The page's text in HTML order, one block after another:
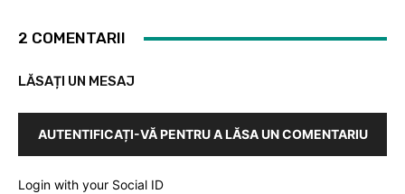
2 COMENTARII
LĂSAȚI UN MESAJ
AUTENTIFICAȚI-VĂ PENTRU A LĂSA UN COMENTARIU
Login with your Social ID